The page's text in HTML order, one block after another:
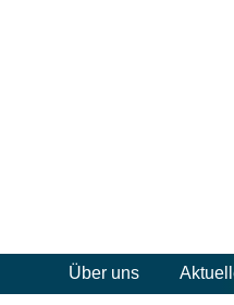
Über uns